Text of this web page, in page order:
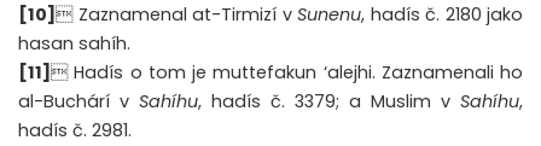
[10]  Zaznamenal at-Tirmizí v Sunenu, hadís č. 2180 jako
hasan sahíh.
[11]  Hadís o tom je muttefakun ‘alejhi. Zaznamenali ho
al-Buchárí v Sahíhu, hadís č. 3379; a Muslim v Sahíhu,
hadís č. 2981.